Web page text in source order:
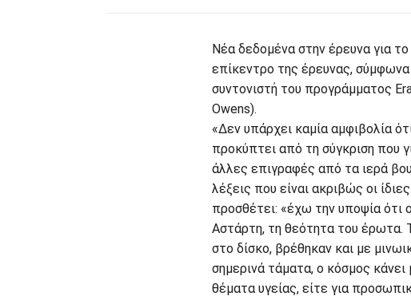
Νέα δεδομένα στην έρευνα για
επίκεντρο της έρευνας,
συντονιστή του προγράμματος
Owens).
«Δεν υπάρχει καμία αμφιβολία
προκύπτει από τη σύγκριση που
άλλες επιγραφές από τα ιερά
λέξεις που είναι ακριβώς οι
προσθέτει: «έχω την υποψία ότι
Αστάρτη, τη θεότητα του έρωτα.
στο δίσκο, βρέθηκαν και με
σημερινά τάματα, ο κόσμος κάνει
θέματα υγείας, είτε για